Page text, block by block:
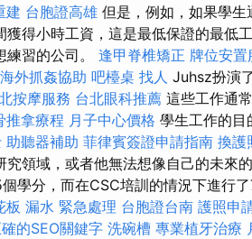
建 台胞證高雄 但是，例如，如果學
得小時工資，這是最低保證的最低
習的公司。 逢甲脊椎矯正 牌位安置
海外抓姦協助 吧檯桌 找人 Juhsz扮演
按摩服務 台北眼科推薦 這些工作通
推拿療程 月子中心價格 學生工作的目
助聽器補助 菲律賓簽證申請指南 換護
究領域，或者他無法想像自己的未來
學分，而在CSC培訓的情況下進行
板 漏水 緊急處理 台胞證台南 護照申
的SEO關鍵字 洗碗槽 專業植牙治療